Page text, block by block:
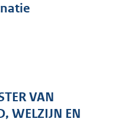
s
e
:
VAN
WELZIJN EN